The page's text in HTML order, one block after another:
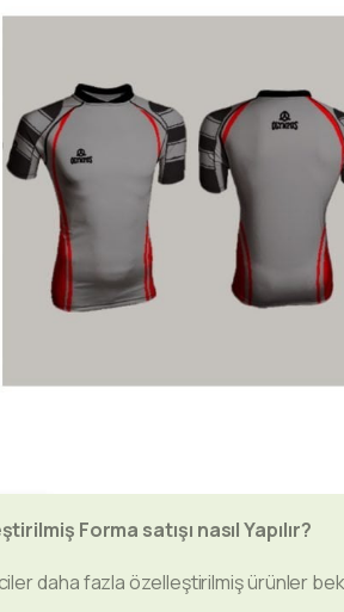
Forma satışı nasıl Yapılır?
daha fazla özelleştirilmiş ürünler